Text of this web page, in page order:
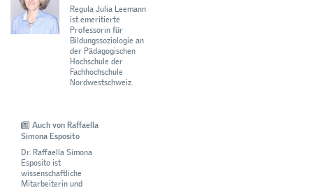
Regula Julia Leemann
ist emeritierte
Professorin für
Bildungssoziologie an
der Pädagogischen
Hochschule der
Fachhochschule
Nordwestschweiz.
Auch von Raffaella
Simona Esposito
Dr. Raffaella Simona
Esposito ist
wissenschaftliche
Mitarbeiterin und